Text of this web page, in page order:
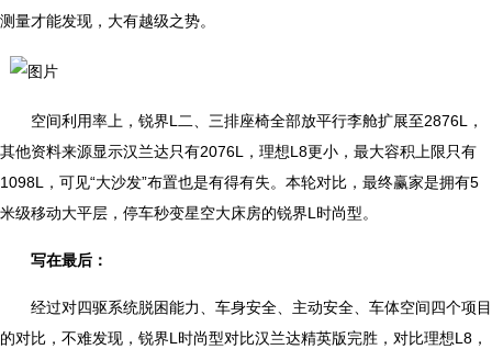
测量才能发现，大有越级之势。
空间利用率上，锐界L二、三排座椅全部放平行李舱扩展至2876L，
其他资料来源显示汉兰达只有2076L，理想L8更小，最大容积上限只有
1098L，可见“大沙发”布置也是有得有失。本轮对比，最终赢家是拥有5
米级移动大平层，停车秒变星空大床房的锐界L时尚型。
写在最后：
经过对四驱系统脱困能力、车身安全、主动安全、车体空间四个项目
的对比，不难发现，锐界L时尚型对比汉兰达精英版完胜，对比理想L8，